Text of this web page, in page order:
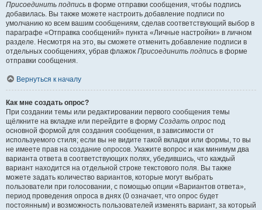
Присоединить подпись в форме отправки сообщения, чтобы подпись
добавилась. Вы также можете настроить добавление подписи по
умолчанию ко всем вашим сообщениям, сделав соответствующий выбор в
параграфе «Отправка сообщений» пункта «Личные настройки» в личном
разделе. Несмотря на это, вы сможете отменить добавление подписи в
отдельных сообщениях, убрав флажок Присоединить подпись в форме
отправки сообщения.
Вернуться к началу
Как мне создать опрос?
При создании темы или редактировании первого сообщения темы
щёлкните на вкладке или перейдите в форму Создать опрос под
основной формой для создания сообщения, в зависимости от
используемого стиля; если вы не видите такой вкладки или формы, то вы
не имеете прав на создание опросов. Укажите вопрос и как минимум два
варианта ответа в соответствующих полях, убедившись, что каждый
вариант находится на отдельной строке текстового поля. Вы также
можете задать количество вариантов, которые могут выбрать
пользователи при голосовании, с помощью опции «Вариантов ответа»,
период проведения опроса в днях (0 означает, что опрос будет
постоянным) и возможность пользователей изменять вариант, за который